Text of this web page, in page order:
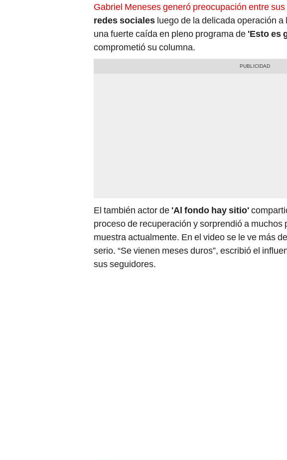
Gabriel Meneses generó preocupación entre
redes sociales luego de la delicada operación
una fuerte caída en pleno programa de 'Esto es
comprometió su columna.
El también actor de 'Al fondo hay sitio'
proceso de recuperación y sorprendió a
muestra actualmente. En el video se le ve más
serio. “Se vienen meses duros”, escribió el
sus seguidores.